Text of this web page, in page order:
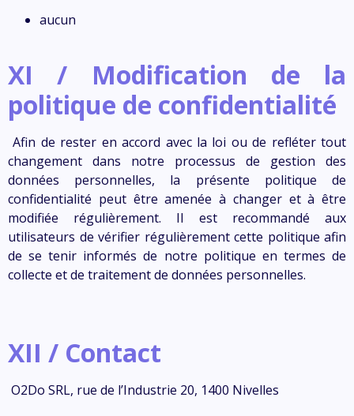
aucun
XI / Modification de la
politique de confidentialité
Afin de rester en accord avec la loi ou de refléter tout
changement dans notre processus de gestion des
données personnelles, la présente politique de
confidentialité peut être amenée à changer et à être
modifiée régulièrement. Il est recommandé aux
utilisateurs de vérifier régulièrement cette politique afin
de se tenir informés de notre politique en termes de
collecte et de traitement de données personnelles.
XII / Contact
O2Do SRL, rue de l’Industrie 20, 1400 Nivelles